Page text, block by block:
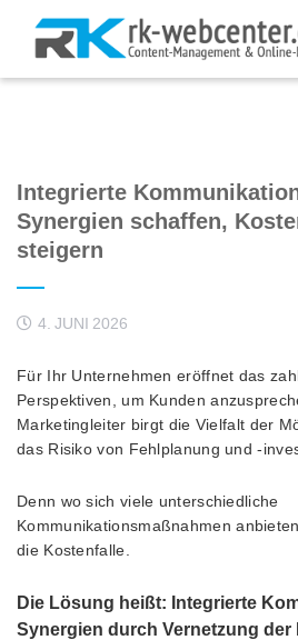
Integrierte
Synergien schaffen,
steigern
4. JUNI 2026
Für Ihr Unternehmen eröffnet das
Perspektiven, um Kunden
Marketingleiter birgt die Vielfalt der
das Risiko von Fehlplanung und -
Denn wo sich viele unterschiedliche
Kommunikationsmaßnahmen
die Kostenfalle.
Die Lösung heißt: Integrierte
Synergien durch Vernetzung der